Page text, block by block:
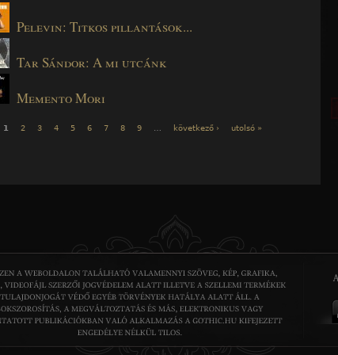
Pelevin: Titkos pillantások...
Tar Sándor: A mi utcánk
Memento Mori
1 2 3 4 5 6 7 8 9 következő › utolsó »